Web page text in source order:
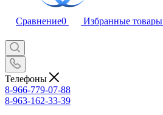
Сравнение0 Избранные товары
Телефоны
8-966-779-07-88
8-963-162-33-39